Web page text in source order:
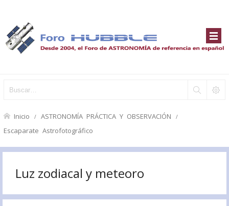
Inicio ASTRONOMÍA PRÁCTICA Y OBSERVACIÓN
Escaparate Astrofotográfico
Luz zodiacal y meteoro